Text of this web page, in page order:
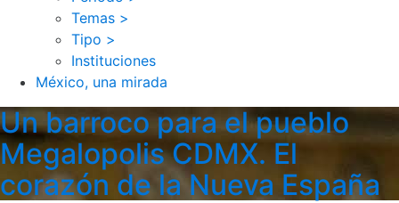
Temas >
Tipo >
Instituciones
México, una mirada
Un barroco para el pueblo
Megalopolis CDMX. El
corazón de la Nueva España